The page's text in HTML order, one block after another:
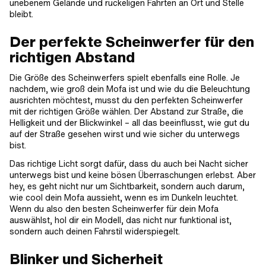
unebenem Gelände und ruckeligen Fahrten an Ort und Stelle
bleibt.
Der perfekte Scheinwerfer für den
richtigen Abstand
Die Größe des Scheinwerfers spielt ebenfalls eine Rolle. Je
nachdem, wie groß dein Mofa ist und wie du die Beleuchtung
ausrichten möchtest, musst du den perfekten Scheinwerfer
mit der richtigen Größe wählen. Der Abstand zur Straße, die
Helligkeit und der Blickwinkel – all das beeinflusst, wie gut du
auf der Straße gesehen wirst und wie sicher du unterwegs
bist.
Das richtige Licht sorgt dafür, dass du auch bei Nacht sicher
unterwegs bist und keine bösen Überraschungen erlebst. Aber
hey, es geht nicht nur um Sichtbarkeit, sondern auch darum,
wie cool dein Mofa aussieht, wenn es im Dunkeln leuchtet.
Wenn du also den besten Scheinwerfer für dein Mofa
auswählst, hol dir ein Modell, das nicht nur funktional ist,
sondern auch deinen Fahrstil widerspiegelt.
Blinker und Sicherheit